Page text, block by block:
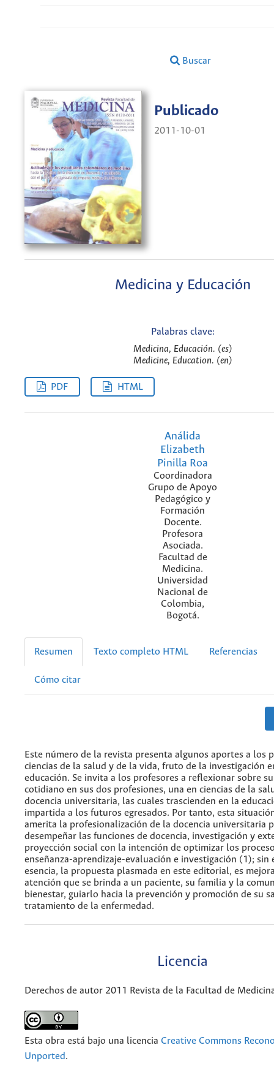
Buscar
Publicado
2011-10-01
Medicina y Educación
Palabras clave:
Medicina, Educación. (es)
Medicine, Education. (en)
PDF HTML
Análida
Elizabeth
Pinilla Roa
Coordinadora
Grupo de Apoyo
Pedagógico y
Formación
Docente.
Profesora
Asociada.
Facultad de
Medicina.
Universidad
Nacional de
Colombia,
Bogotá.
Resumen Texto completo HTML Referencias
Cómo citar
Este número de la revista presenta algunos aportes a los
ciencias de la salud y de la vida, fruto de la investigación
educación. Se invita a los profesores a reflexionar sobre
cotidiano en sus dos profesiones, una en ciencias de la
docencia universitaria, las cuales trascienden en la
impartida a los futuros egresados. Por tanto, esta
amerita la profesionalización de la docencia universitaria
desempeñar las funciones de docencia, investigación y
proyección social con la intención de optimizar los
enseñanza-aprendizaje-evaluación e investigación (1); sin
esencia, la propuesta plasmada en este editorial, es
atención que se brinda a un paciente, su familia y la
bienestar, guiarlo hacia la prevención y promoción de su
tratamiento de la enfermedad.
Licencia
Derechos de autor 2011 Revista de la Facultad de
Esta obra está bajo una licencia Creative Commons
Unported.